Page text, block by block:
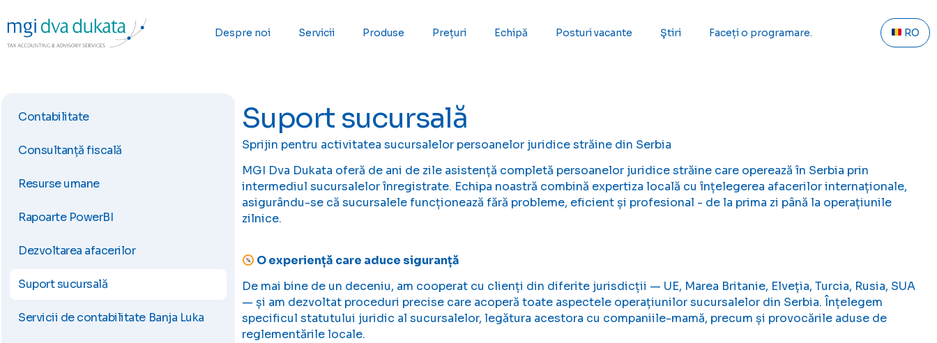
Despre noi Servicii Produse Prețuri Echipă Posturi vacante Ştiri Faceți o programare. RO
Contabilitate
Consultanță fiscală
Resurse umane
Rapoarte PowerBI
Dezvoltarea afacerilor
Suport sucursală
Servicii de contabilitate Banja Luka
Suport sucursală
Sprijin pentru activitatea sucursalelor persoanelor juridice străine din Serbia
MGI Dva Dukata oferă de ani de zile asistență completă persoanelor juridice străine care operează în Serbia prin
intermediul sucursalelor înregistrate. Echipa noastră combină expertiza locală cu înțelegerea afacerilor internaționale,
asigurându-se că sucursalele funcționează fără probleme, eficient și profesional - de la prima zi până la operațiunile
zilnice.
O experiență care aduce siguranță
De mai bine de un deceniu, am cooperat cu clienți din diferite jurisdicții — UE, Marea Britanie, Elveția, Turcia, Rusia, SUA
— și am dezvoltat proceduri precise care acoperă toate aspectele operațiunilor sucursalelor din Serbia. Înțelegem
specificul statutului juridic al sucursalelor, legătura acestora cu companiile-mamă, precum și provocările aduse de
reglementările locale.